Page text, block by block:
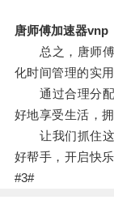
唐师傅加速器vnp
总之，唐师傅
化时间管理的实用
通过合理分配
好地享受生活，
让我们抓住这
好帮手，开启快
#3#